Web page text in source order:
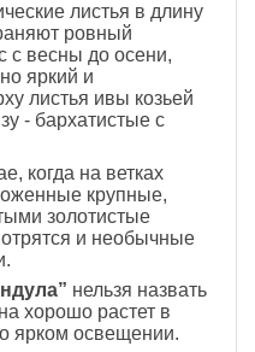
листья в длину
ровный
с весны до осени,
яркий и
листья ивы козьей
- бархатистые с
когда на ветках
крупные,
золотистые
и необычные
нельзя назвать
хорошо растет в
ярком освещении.